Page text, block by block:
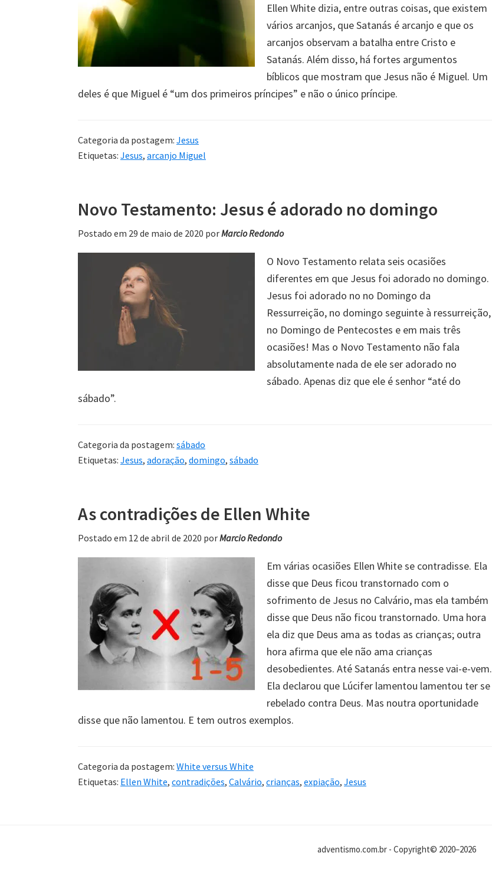
Ellen White dizia, entre outras coisas, que existem
vários arcanjos, que Satanás é arcanjo e que os
arcanjos observam a batalha entre Cristo e
Satanás. Além disso, há fortes argumentos
bíblicos que mostram que Jesus não é Miguel. Um
deles é que Miguel é “um dos primeiros príncipes” e não o único príncipe.
Categoria da postagem: Jesus
Etiquetas: Jesus, arcanjo Miguel
Novo Testamento: Jesus é adorado no domingo
Postado em 29 de maio de 2020 porMarcio Redondo
O Novo Testamento relata seis ocasiões
diferentes em que Jesus foi adorado no domingo.
Jesus foi adorado no no Domingo da
Ressurreição, no domingo seguinte à ressurreição,
no Domingo de Pentecostes e em mais três
ocasiões! Mas o Novo Testamento não fala
absolutamente nada de ele ser adorado no
sábado. Apenas diz que ele é senhor “até do
sábado”.
Categoria da postagem: sábado
Etiquetas: Jesus, adoração, domingo, sábado
As contradições de Ellen White
Postado em 12 de abril de 2020 porMarcio Redondo
Em várias ocasiões Ellen White se contradisse. Ela
disse que Deus ficou transtornado com o
sofrimento de Jesus no Calvário, mas ela também
disse que Deus não ficou transtornado. Uma hora
ela diz que Deus ama as todas as crianças; outra
hora afirma que ele não ama crianças
desobedientes. Até Satanás entra nesse vai-e-vem.
Ela declarou que Lúcifer lamentou lamentou ter se
rebelado contra Deus. Mas noutra oportunidade
disse que não lamentou. E tem outros exemplos.
Categoria da postagem: White versus White
Etiquetas: Ellen White, contradições, Calvário, crianças, expiação, Jesus
adventismo.com.br - Copyright© 2020–2026